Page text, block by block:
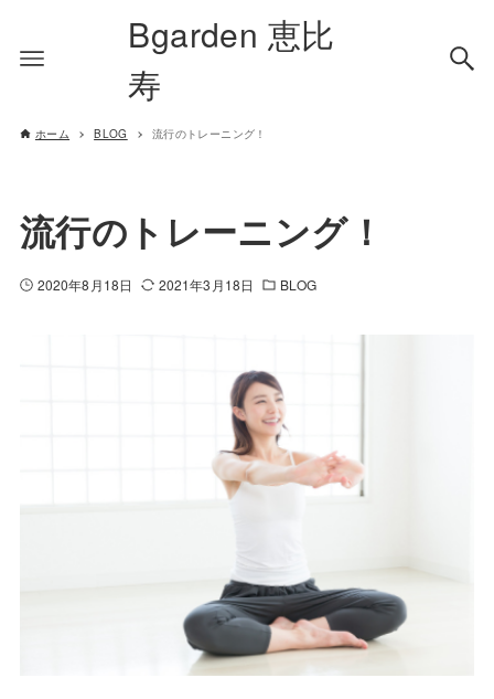
Bgarden 恵比
寿
ホーム BLOG 流行のトレーニング！
流行のトレーニング！
2020年8月18日 2021年3月18日 BLOG